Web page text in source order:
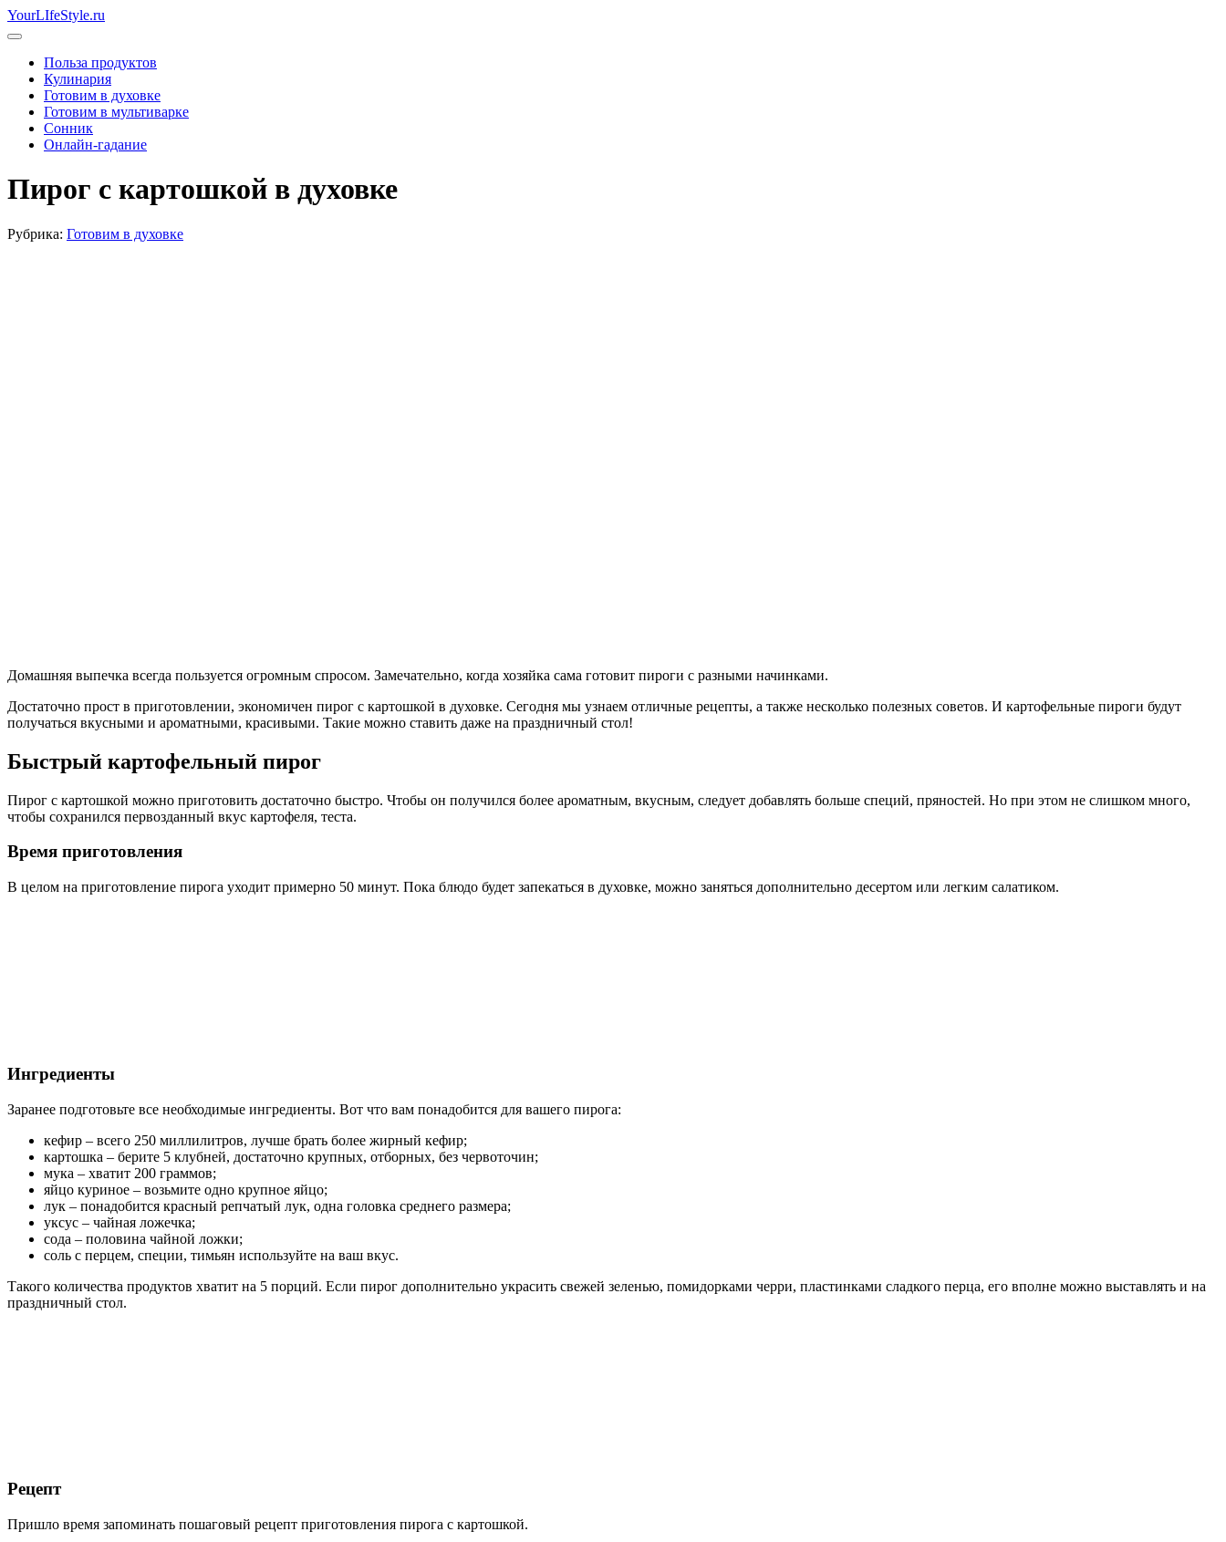
Skip
to
YourLIfeStyle.ru
Польза продуктов
Кулинария
Готовим в духовке
Готовим в мультиварке
Сонник
Онлайн-гадание
Пирог с картошкой в духовке
Рубрика: Готовим в духовке
Домашняя выпечка всегда пользуется огромным спросом. Замечательно, когда хозяйка сама готовит пироги с разными начинками.
Достаточно прост в приготовлении, экономичен пирог с картошкой в духовке. Сегодня мы узнаем отличные рецепты, а также несколько полезных советов. И картофельные пироги будут
получаться вкусными и ароматными, красивыми. Такие можно ставить даже на праздничный стол!
Быстрый картофельный пирог
Пирог с картошкой можно приготовить достаточно быстро. Чтобы он получился более ароматным, вкусным, следует добавлять больше специй, пряностей. Но при этом не слишком много,
чтобы сохранился первозданный вкус картофеля, теста.
Время приготовления
В целом на приготовление пирога уходит примерно 50 минут. Пока блюдо будет запекаться в духовке, можно заняться дополнительно десертом или легким салатиком.
Ингредиенты
Заранее подготовьте все необходимые ингредиенты. Вот что вам понадобится для вашего пирога:
кефир – всего 250 миллилитров, лучше брать более жирный кефир;
картошка – берите 5 клубней, достаточно крупных, отборных, без червоточин;
мука – хватит 200 граммов;
яйцо куриное – возьмите одно крупное яйцо;
лук – понадобится красный репчатый лук, одна головка среднего размера;
уксус – чайная ложечка;
сода – половина чайной ложки;
соль с перцем, специи, тимьян используйте на ваш вкус.
Такого количества продуктов хватит на 5 порций. Если пирог дополнительно украсить свежей зеленью, помидорками черри, пластинками сладкого перца, его вполне можно выставлять и на
праздничный стол.
Рецепт
Пришло время запоминать пошаговый рецепт приготовления пирога с картошкой.